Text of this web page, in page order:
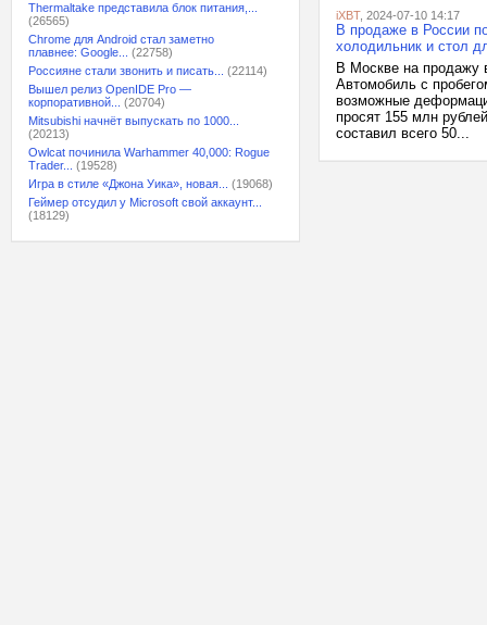
Thermaltake представила блок питания,...
(26565)
Chrome для Android стал заметно
плавнее: Google...
(22758)
Россияне стали звонить и писать...
(22114)
Вышел релиз OpenIDE Pro —
корпоративной...
(20704)
Mitsubishi начнёт выпускать по 1000...
(20213)
Owlcat починила Warhammer 40,000: Rogue
Trader...
(19528)
Игра в стиле «Джона Уика», новая...
(19068)
Геймер отсудил у Microsoft свой аккаунт...
(18129)
iXBT, 2024-07-10 14:17
В продаже в России
холодильник и стол
В Москве на продажу
Автомобиль с
возможные
просят 155 млн
составил всего 50...